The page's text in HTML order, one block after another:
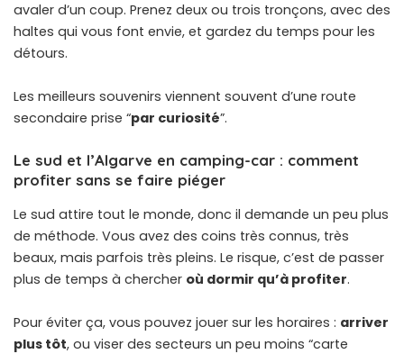
avaler d’un coup. Prenez deux ou trois tronçons, avec des
haltes qui vous font envie, et gardez du temps pour les
détours.
Les meilleurs souvenirs viennent souvent d’une route
secondaire prise “par curiosité”.
Le sud et l’Algarve en camping-car : comment
profiter sans se faire piéger
Le sud attire tout le monde, donc il demande un peu plus
de méthode. Vous avez des coins très connus, très
beaux, mais parfois très pleins. Le risque, c’est de passer
plus de temps à chercher où dormir qu’à profiter.
Pour éviter ça, vous pouvez jouer sur les horaires : arriver
plus tôt, ou viser des secteurs un peu moins “carte